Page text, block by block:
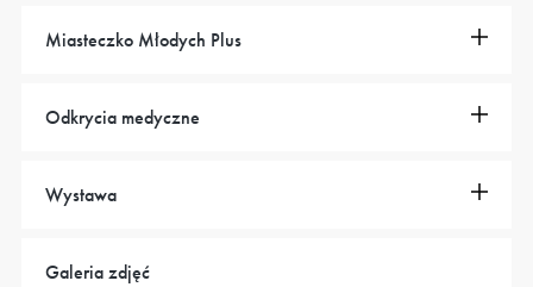
Miasteczko Młodych Plus
Odkrycia medyczne
Wystawa
Galeria zdjęć